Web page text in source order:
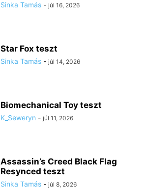
Sinka Tamás - júl 16, 2026
Star Fox teszt
Sinka Tamás - júl 14, 2026
Biomechanical Toy teszt
K_Seweryn - júl 11, 2026
Assassin’s Creed Black Flag
Resynced teszt
Sinka Tamás - júl 8, 2026